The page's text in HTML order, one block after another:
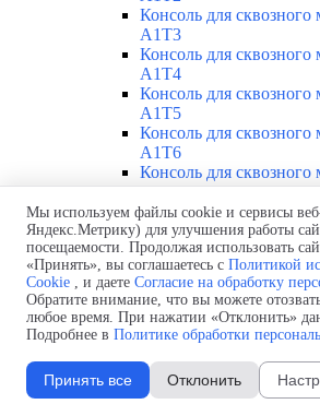
Консоль для
A1T3
Консоль для
A1T4
Консоль для
A1T5
Консоль для
A1T6
Консоль для
A1T7
Консоль для сквозного
A1T8
Консоль для сквозного
A1T9
Каталоги
Доставка
Стоимость
Источники
Мы используем файлы cookie и сервисы
Яндекс.Метрику) для улучшения работы
посещаемости. Продолжая использовать
«Принять», вы соглашаетесь с Политикой
Cookie , и даете Согласие на обработку
Обратите внимание, что вы можете
любое время. При нажатии «Отклонить»
Подробнее в Политике обработки
Принять все Отклонить